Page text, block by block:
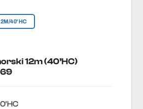
40'HC
12m (40’HC)